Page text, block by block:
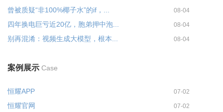
曾被质疑“非100%椰子水”的if，... 08-04
四年换电巨亏近20亿，胞弟押中泡... 08-04
别再混淆：视频生成大模型，根本... 08-04
案例展示 Case
恒耀APP 07-02
恒耀官网 07-02